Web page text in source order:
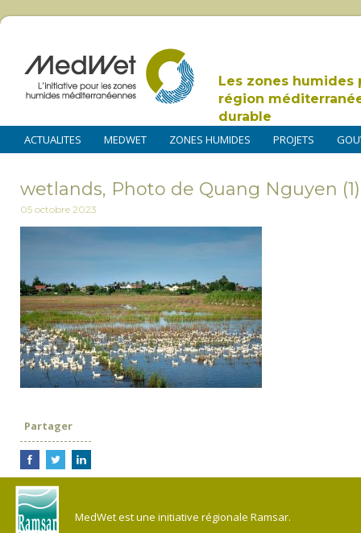
Les zones humides
région
durable
ACTUALITES MEDWET ZONES HUMIDES PROJETS
wetlands, Photo de Quang Nguyen (1)
05 octobre 2023
Partager
MedWet est une initiative régionale Ramsar.